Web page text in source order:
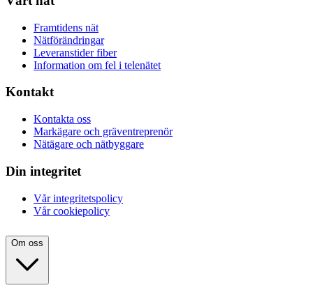
Framtidens nät
Nätförändringar
Leveranstider fiber
Information om fel i telenätet
Kontakt
Kontakta oss
Markägare och gräventreprenör
Nätägare och nätbyggare
Din integritet
Vår integritetspolicy
Vår cookiepolicy
Om oss